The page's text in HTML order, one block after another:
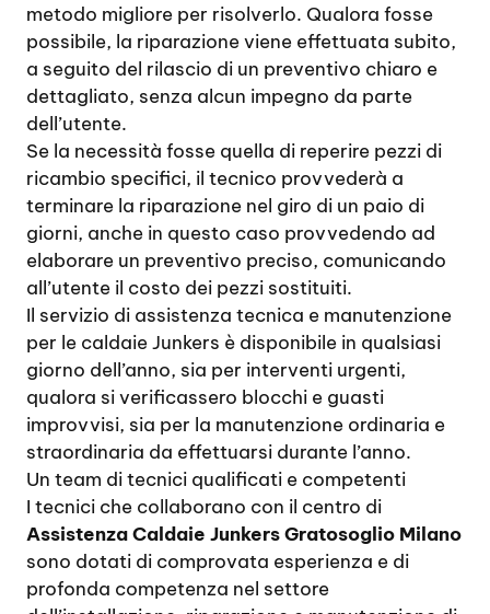
metodo migliore per risolverlo. Qualora fosse
possibile, la riparazione viene effettuata subito,
a seguito del rilascio di un preventivo chiaro e
dettagliato, senza alcun impegno da parte
dell’utente.
Se la necessità fosse quella di reperire pezzi di
ricambio specifici, il tecnico provvederà a
terminare la riparazione nel giro di un paio di
giorni, anche in questo caso provvedendo ad
elaborare un preventivo preciso, comunicando
all’utente il costo dei pezzi sostituiti.
Il servizio di assistenza tecnica e manutenzione
per le caldaie Junkers è disponibile in qualsiasi
giorno dell’anno, sia per interventi urgenti,
qualora si verificassero blocchi e guasti
improvvisi, sia per la manutenzione ordinaria e
straordinaria da effettuarsi durante l’anno.
Un team di tecnici qualificati e competenti
I tecnici che collaborano con il centro di
Assistenza Caldaie Junkers Gratosoglio Milano
sono dotati di comprovata esperienza e di
profonda competenza nel settore